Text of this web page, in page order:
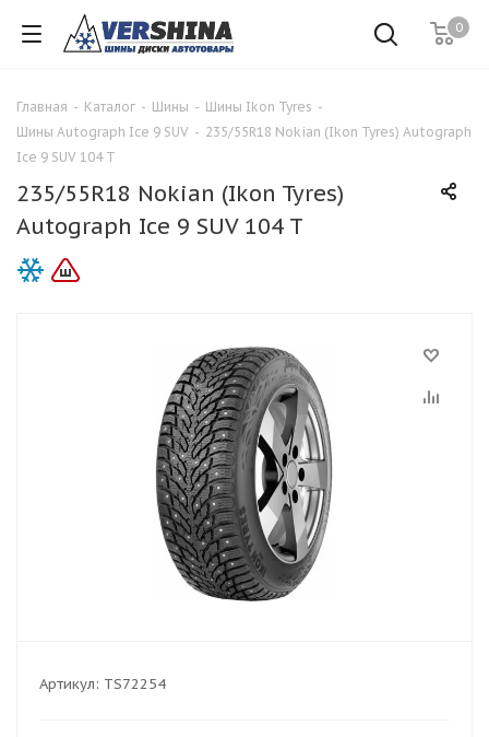
0
Главная - Каталог - Шины - Шины Ikon Tyres -
Шины Autograph Ice 9 SUV - 235/55R18 Nokian (Ikon Tyres) Autograph
Ice 9 SUV 104 T
235/55R18 Nokian (Ikon Tyres)
Autograph Ice 9 SUV 104 T
Артикул: TS72254